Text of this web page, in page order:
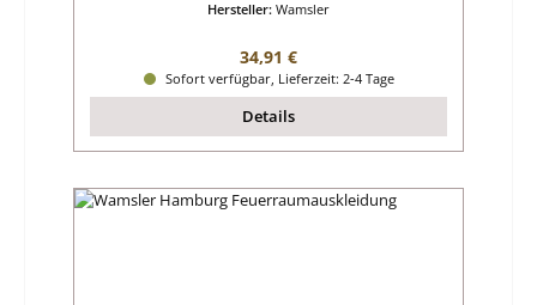
Hersteller: Wamsler
Regulärer Preis:
34,91 €
Sofort verfügbar, Lieferzeit: 2-4 Tage
Details